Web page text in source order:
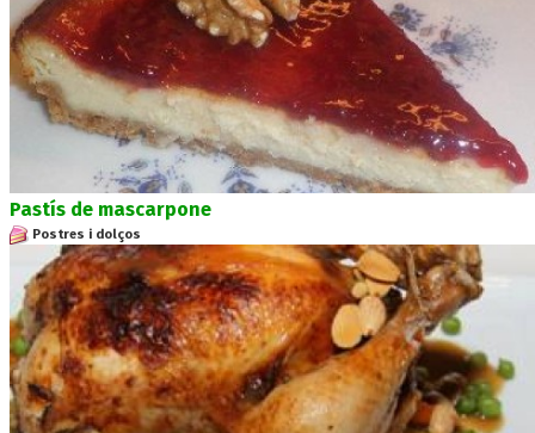
Pastís de mascarpone
Postres i dolços